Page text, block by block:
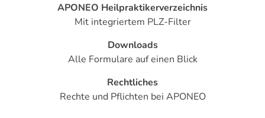
- Erhöhte Lichtempfindlichkeit am Auge
- Überempfindlichkeitsreaktionen der Haut, wie:
- vermindertes Schwitzen
- Pulserniedrigung
- Störungen beim Wasserlassen
APONEO Heilpraktikerverzeichnis
Mit integriertem PLZ-Filter
Downloads
Alle Formulare auf einen Blick
Rechtliches
Rechte und Pflichten bei APONEO